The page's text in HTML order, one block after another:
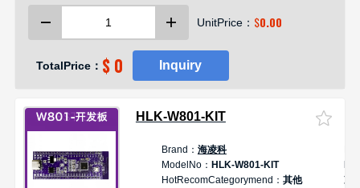
UnitPrice： $0.00
TotalPrice： $ 0 Inquiry
HLK-W801-KIT
Brand： 海凌科
ModelNo： HLK-W801-KIT
HotRecomCategorymend： 其他
Hi-
凌